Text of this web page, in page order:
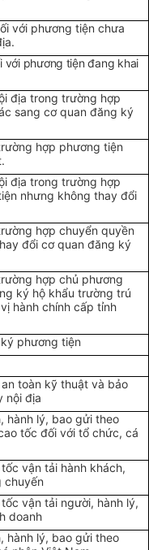
với phương tiện chưa
phương tiện đang khai
địa trong trường hợp
sang cơ quan đăng ký
hợp phương tiện
địa trong trường hợp
nhưng không thay đổi
hợp chuyển quyền
đổi cơ quan đăng ký
hợp chủ phương
ký hộ khẩu trường trú
hành chính cấp tỉnh
phương tiện
toàn kỹ thuật và bảo
nội địa
hành lý, bao gửi theo
tốc đối với tổ chức, cá
vận tải hành khách,
chuyến
vận tải người, hành lý,
doanh
hành lý, bao gửi theo